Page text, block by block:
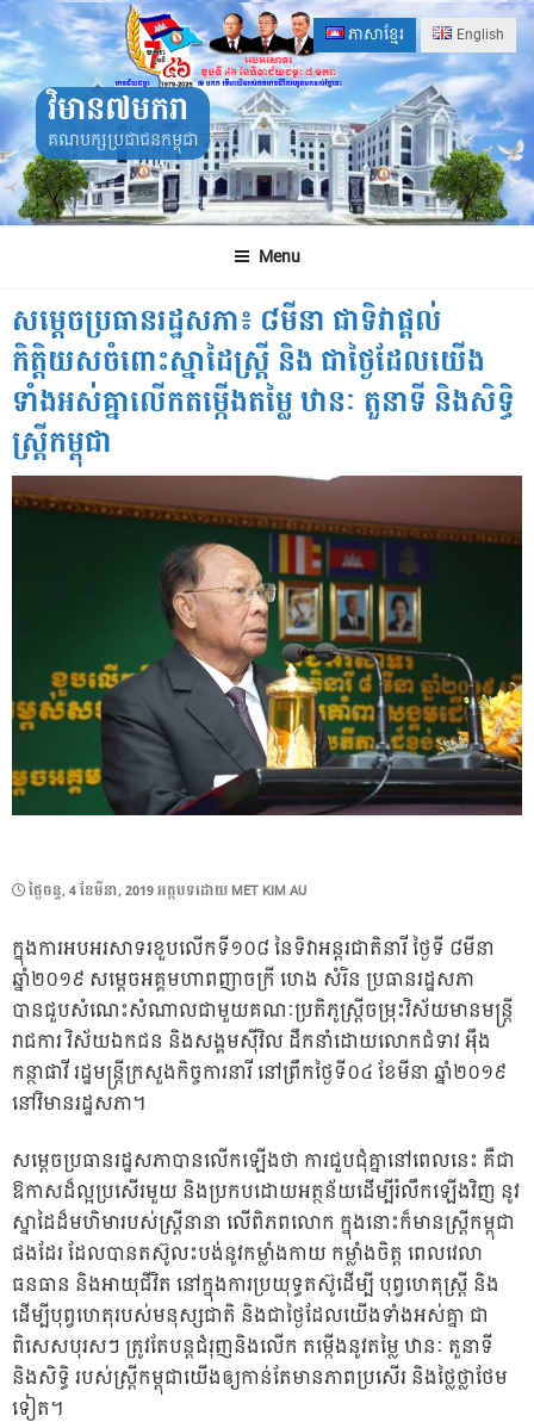
Skip
to
content
ភាសាខ្មែរ English
វិមាន៧មករា
គណបក្សប្រជាជនកម្ពុជា
Menu
សម្តេចប្រធានរដ្ឋសភា៖ ៨មីនា ជាទិវាផ្តល់
កិត្តិយសចំពោះស្នាដៃស្ត្រី និង ជាថ្ងៃដែលយើង
ទាំងអស់គ្នាលើកតម្កើងតម្លៃ ឋានៈ តួនាទី និងសិទ្ធិ
ស្ត្រីកម្ពុជា
POSTED
ថ្ងៃ​ចន្ទ, 4 ខែ​មីនា, 2019អត្ថបទដោយ MET KIM AU
ក្នុងការអបអរសាទរខួបលើកទី១០៨ នៃទិវាអន្តរជាតិនារី ថ្ងៃទី ៨មីនា
ឆ្នាំ២០១៩ សម្តេចអគ្គមហាពញាចក្រី ហេង សំរិន ប្រធានរដ្ឋសភា
បានជួបសំណេះសំណាលជាមួយគណៈប្រតិភូស្រ្តីចម្រុះវិស័យមានមន្រ្តី
រាជការ វិស័យឯកជន និងសង្គមស៊ីវិល ដឹកនាំដោយលោកជំទាវ អុឹង
កន្ថាផាវី រដ្ឋមន្រ្តីក្រសួងកិច្ចការនារី នៅព្រឹកថ្ងៃទី០៤ ខែមីនា ឆ្នាំ២០១៩
នៅវិមានរដ្ឋសភា។
សម្តេចប្រធានរដ្ឋសភាបានលើកឡើងថា ការជួបជុំគ្នានៅពេលនេះ គឺជា
ឱកាសដ៏ល្អប្រសើរមួយ និងប្រកបដោយអត្ថន័យដើម្បីរំលឹកឡើងវិញ នូវ
ស្នាដៃដ៏មហិមារបស់ស្រ្តីនានា លើពិភពលោក ក្នុងនោះក៏មានស្ត្រីកម្ពុជា
ផងដែរ ដែលបានតស៊ូលះបង់នូវកម្លាំងកាយ កម្លាំងចិត្ត ពេលវេលា
ធនធាន និងអាយុជីវិត នៅក្នុងការប្រយុទ្ធតស៊ូដើម្បី បុព្វហេតុស្រ្តី និង
ដើម្បីបុព្វហេតុរបស់មនុស្សជាតិ និងជាថ្ងៃដែលយើងទាំងអស់គ្នា ជា
ពិសេសបុរសៗ ត្រូវតែបន្តជំរុញនិងលើក តម្កើងនូវតម្លៃ ឋានៈ តួនាទី
និងសិទ្ធិ របស់ស្ត្រីកម្ពុជាយើងឲ្យកាន់តែមានភាពប្រសើរ និងថ្លៃថ្លាថែម
ទៀត។